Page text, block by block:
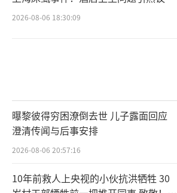
2026-08-06 18:30:09
曝黎彼得穷困潦倒去世 儿子露面回应
澄清传闻与后事安排
2026-08-06 20:57:16
10年前救人上央视的小伙抗洪牺牲 30